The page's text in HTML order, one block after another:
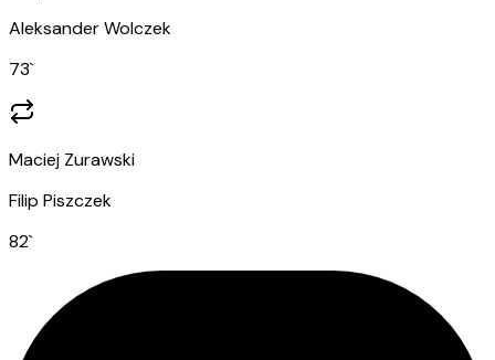
Aleksander Wolczek
73`
Maciej Zurawski
Filip Piszczek
82`